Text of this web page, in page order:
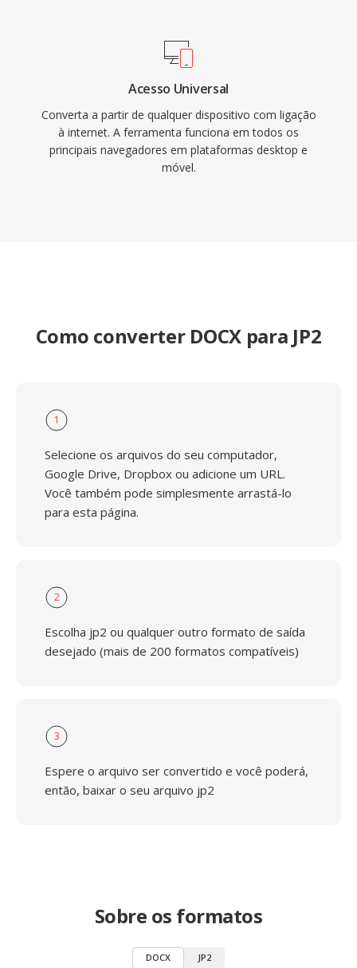
Acesso Universal
Converta a partir de qualquer dispositivo com ligação
à internet. A ferramenta funciona em todos os
principais navegadores em plataformas desktop e
móvel.
Como converter DOCX para JP2
1
Selecione os arquivos do seu computador,
Google Drive, Dropbox ou adicione um URL.
Você também pode simplesmente arrastá-lo
para esta página.
2
Escolha jp2 ou qualquer outro formato de saída
desejado (mais de 200 formatos compatíveis)
3
Espere o arquivo ser convertido e você poderá,
então, baixar o seu arquivo jp2
Sobre os formatos
DOCX JP2